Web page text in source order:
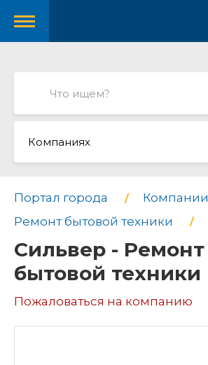
Компаниях
Портал города
Компании
Ремонт бытовой техники
Сильвер - Ремонт
бытовой техники
Пожаловаться на компанию